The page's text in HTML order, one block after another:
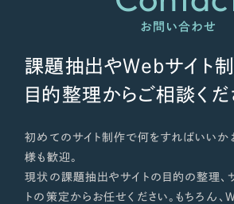
お問い合わせ
課題抽出やWebサイト
目的整理からご相談くだ
初めてのサイト制作で何をすればいいか
様も歓迎。
現状の課題抽出やサイトの目的の整理、
トの策定からお任せください。もちろん